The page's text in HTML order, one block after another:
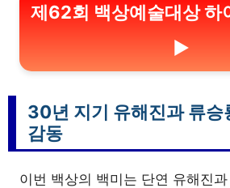
제62회 백상예술대상 하
▶
30년 지기 유해진과 류승
감동
이번 백상의 백미는 단연 유해진